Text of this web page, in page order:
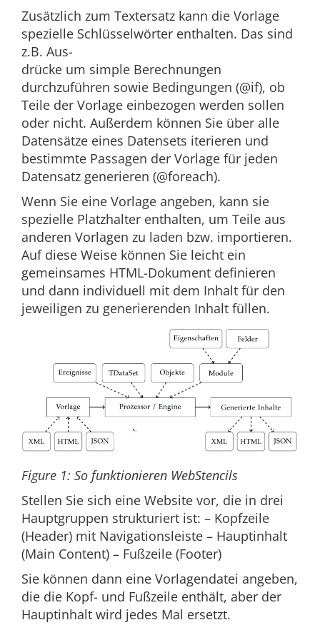
Zusätzlich zum Textersatz kann die Vorlage
spezielle Schlüsselwörter enthalten. Das sind
z.B. Aus-
drücke um simple Berechnungen
durchzuführen sowie Bedingungen (@if), ob
Teile der Vorlage einbezogen werden sollen
oder nicht. Außerdem können Sie über alle
Datensätze eines Datensets iterieren und
bestimmte Passagen der Vorlage für jeden
Datensatz generieren (@foreach).
Wenn Sie eine Vorlage angeben, kann sie
spezielle Platzhalter enthalten, um Teile aus
anderen Vorlagen zu laden bzw. importieren.
Auf diese Weise können Sie leicht ein
gemeinsames HTML-Dokument definieren
und dann individuell mit dem Inhalt für den
jeweiligen zu generierenden Inhalt füllen.
Figure 1: So funktionieren WebStencils
Stellen Sie sich eine Website vor, die in drei
Hauptgruppen strukturiert ist: – Kopfzeile
(Header) mit Navigationsleiste – Hauptinhalt
(Main Content) – Fußzeile (Footer)
Sie können dann eine Vorlagendatei angeben,
die die Kopf- und Fußzeile enthält, aber der
Hauptinhalt wird jedes Mal ersetzt.